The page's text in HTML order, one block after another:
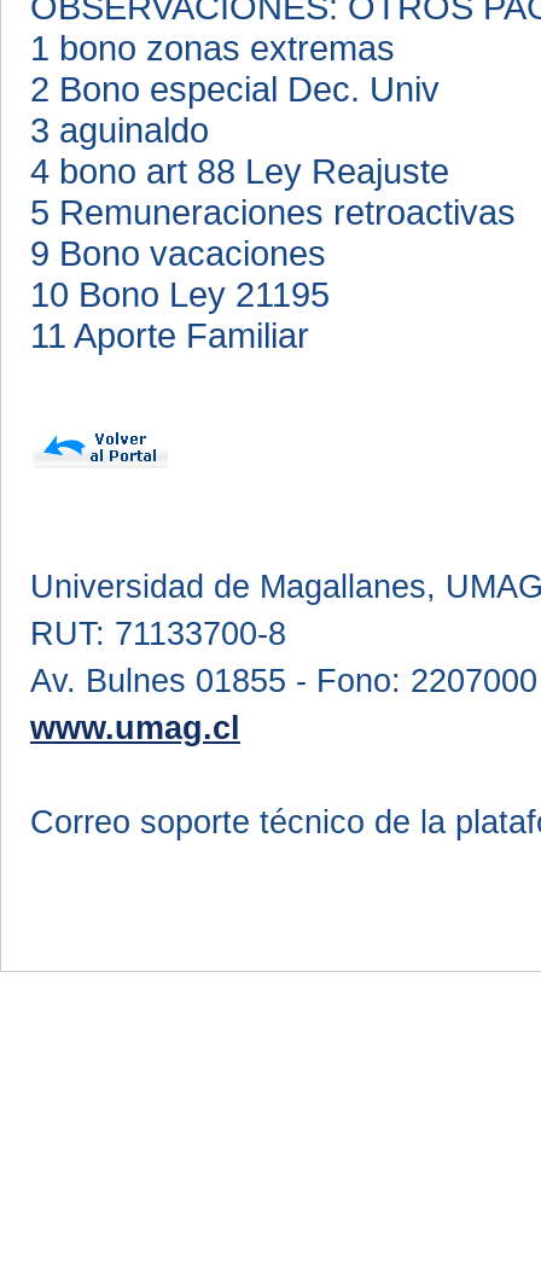
1 bono zonas extremas
2 Bono especial Dec. Univ
3 aguinaldo
4 bono art 88 Ley Reajuste
5 Remuneraciones retroactivas
9 Bono vacaciones
10 Bono Ley 21195
11 Aporte Familiar
Universidad de Magallanes,
RUT: 71133700-8
Av. Bulnes 01855 - Fono: 2207000
www.umag.cl
Correo soporte técnico de la